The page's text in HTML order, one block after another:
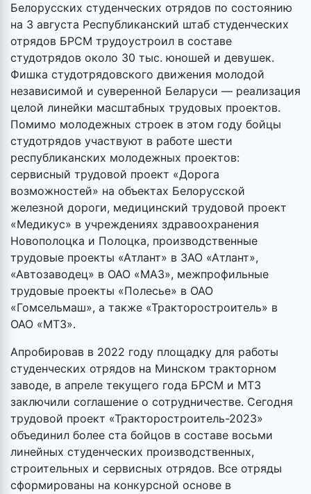
Белорусских студенческих отрядов по состоянию
на 3 августа Республиканский штаб студенческих
отрядов БРСМ трудоустроил в составе
студотрядов около 30 тыс. юношей и девушек.
Фишка студотрядовского движения молодой
независимой и суверенной Беларуси — реализация
целой линейки масштабных трудовых проектов.
Помимо молодежных строек в этом году бойцы
студотрядов участвуют в работе шести
республиканских молодежных проектов:
сервисный трудовой проект «Дорога
возможностей» на объектах Белорусской
железной дороги, медицинский трудовой проект
«Медикус» в учреждениях здравоохранения
Новополоцка и Полоцка, производственные
трудовые проекты «Атлант» в ЗАО «Атлант»,
«Автозаводец» в ОАО «МАЗ», межпрофильные
трудовые проекты «Полесье» в ОАО
«Гомсельмаш», а также «Тракторостроитель» в
ОАО «МТЗ».
Апробировав в 2022 году площадку для работы
студенческих отрядов на Минском тракторном
заводе, в апреле текущего года БРСМ и МТЗ
заключили соглашение о сотрудничестве. Сегодня
трудовой проект «Тракторостроитель-2023»
объединил более ста бойцов в составе восьми
линейных студенческих производственных,
строительных и сервисных отрядов. Все отряды
сформированы на конкурсной основе в